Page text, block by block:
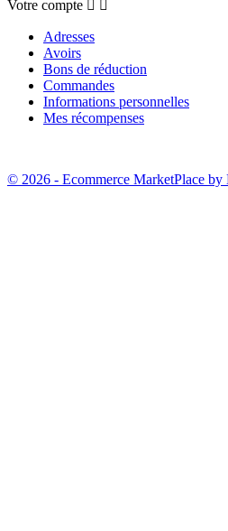
Votre compte  
Adresses
Avoirs
Bons de réduction
Commandes
Informations personnelles
Mes récompenses
© 2026 - Ecommerce MarketPlace